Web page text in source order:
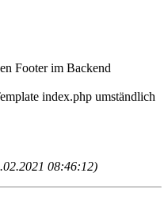
Footer im Backend
index.php umständlich
08:46:12)